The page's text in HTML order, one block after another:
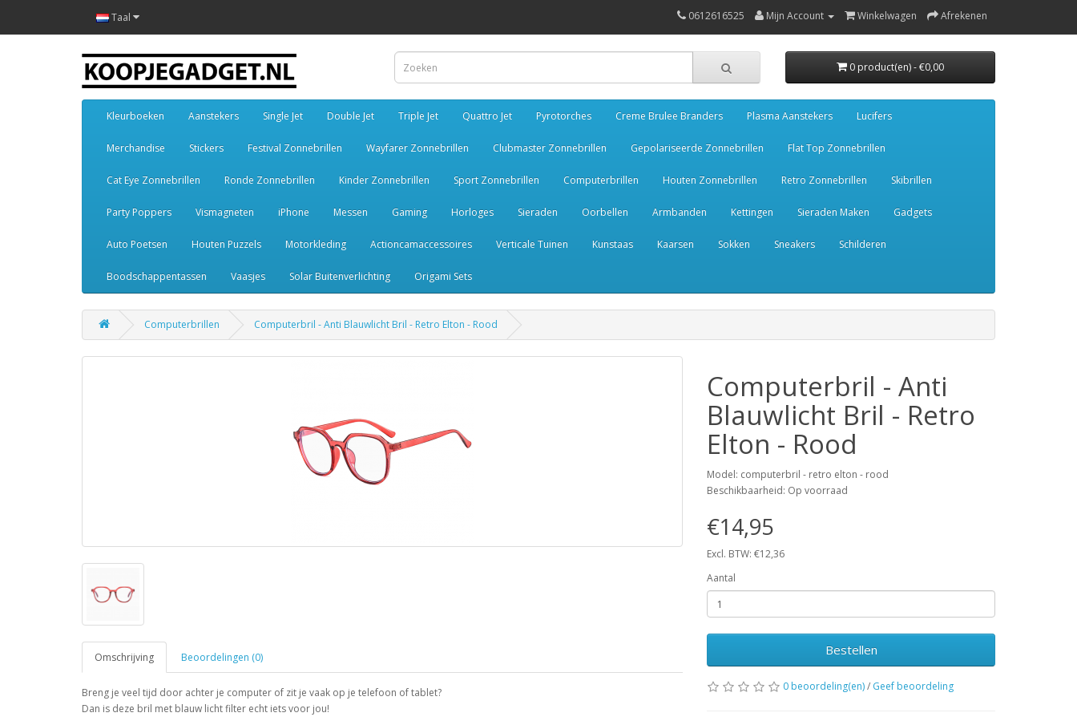
Taal 0612616525 Mijn Account Winkelwagen Afrekenen
0 product(en) - €0,00
Kleurboeken Aanstekers Single Jet Double Jet Triple Jet Quattro Jet Pyrotorches Creme Brulee Branders Plasma Aanstekers Lucifers
Merchandise Stickers Festival Zonnebrillen Wayfarer Zonnebrillen Clubmaster Zonnebrillen Gepolariseerde Zonnebrillen Flat Top Zonnebrillen
Cat Eye Zonnebrillen Ronde Zonnebrillen Kinder Zonnebrillen Sport Zonnebrillen Computerbrillen Houten Zonnebrillen Retro Zonnebrillen Skibrillen
Party Poppers Vismagneten iPhone Messen Gaming Horloges Sieraden Oorbellen Armbanden Kettingen Sieraden Maken Gadgets
Auto Poetsen Houten Puzzels Motorkleding Actioncamaccessoires Verticale Tuinen Kunstaas Kaarsen Sokken Sneakers Schilderen
Boodschappentassen Vaasjes Solar Buitenverlichting Origami Sets
Computerbrillen Computerbril - Anti Blauwlicht Bril - Retro Elton - Rood
Omschrijving Beoordelingen (0)
Breng je veel tijd door achter je computer of zit je vaak op je telefoon of tablet?
Dan is deze bril met blauw licht filter echt iets voor jou!
Computerbril - Anti
Blauwlicht Bril - Retro
Elton - Rood
Model: computerbril - retro elton - rood
Beschikbaarheid: Op voorraad
€14,95
Excl. BTW: €12,36
Aantal
Bestellen
0 beoordeling(en)/ Geef beoordeling